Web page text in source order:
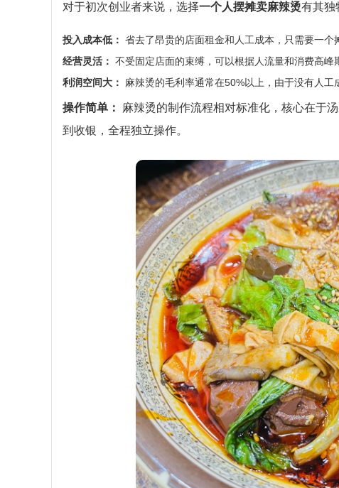
对于初次创业者来说，选择一个人摆摊卖麻辣烫有其独
投入成本低： 省去了昂贵的店面租金和人工成本，只需要一个
经营灵活： 不受固定店面的束缚，可以根据人流量和消费高峰
利润空间大：
麻辣烫的毛利率通常在50%以上，由于没有人工
操作简单：
麻辣烫的制作流程相对标准化，核心在于
到收银，全程独立操作。